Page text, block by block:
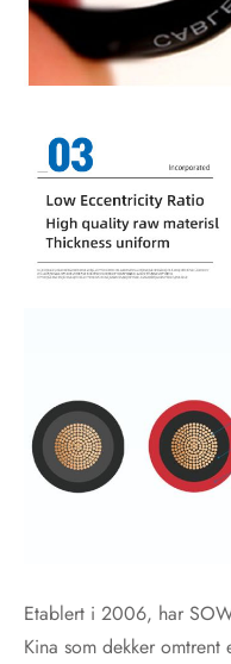
Etablert i 2006, har
Kina som dekker